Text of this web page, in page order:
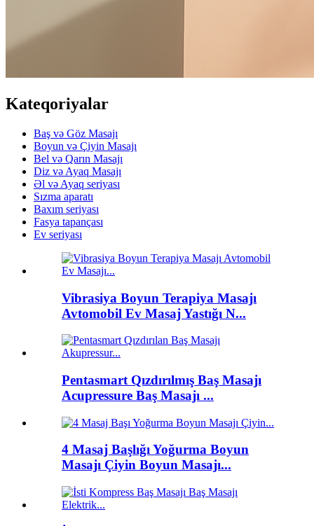
Kateqoriyalar
Baş və Göz Masajı
Boyun və Çiyin Masajı
Bel və Qarın Masajı
Diz və Ayaq Masajı
Əl və Ayaq seriyası
Sızma aparatı
Baxım seriyası
Fasya tapançası
Ev seriyası
Vibrasiya Boyun Terapiya Masajı
Avtomobil Ev Masaj Yastığı N...
Pentasmart Qızdırılmış Baş Masajı
Acupressure Baş Masajı ...
4 Masaj Başlığı Yoğurma Boyun
Masajı Çiyin Boyun Masajı...